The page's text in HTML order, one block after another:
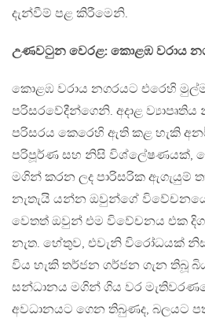
දැන්වීම් පළ කිරීමෙනි.
උණවටුන වෙරළ: කොළඹ වරාය
කොළඹ වරාය නගරයට එරෙහි
පරිසරවේදීන්ගෙනි. අදාළ
පරිසරය කෙරෙහි ඇති කළ හැකි
පරිපූර්ණ සහ නිසි විශ්ලේෂණයක්,
මගින් කරන ලද පාරිසරික ඇගැයුම්
නැතැයි යන්න ඔවුන්ගේ
වෙතත් ඔවුන් එම විවේචනය එක
නැත. හේතුව, එවැනි විරෝධයක්
විය හැකි තර්ජන ගර්ජන ගැන තිබූ
සන්ධානය මගින් ගිය වර
අවධානයට ගෙන තිබුණද, බලයට